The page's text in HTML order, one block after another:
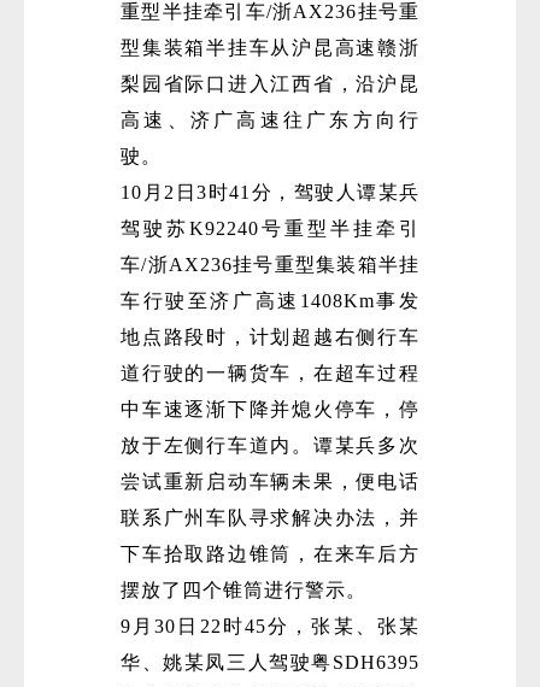
重型半挂牵引车/浙AX236挂号重
型集装箱半挂车从沪昆高速赣浙
梨园省际口进入江西省，沿沪昆
高速、济广高速往广东方向行
驶。
10月2日3时41分，驾驶人谭某兵
驾驶苏K92240号重型半挂牵引
车/浙AX236挂号重型集装箱半挂
车行驶至济广高速1408Km事发
地点路段时，计划超越右侧行车
道行驶的一辆货车，在超车过程
中车速逐渐下降并熄火停车，停
放于左侧行车道内。谭某兵多次
尝试重新启动车辆未果，便电话
联系广州车队寻求解决办法，并
下车拾取路边锥筒，在来车后方
摆放了四个锥筒进行警示。
9月30日22时45分，张某、张某
华、姚某凤三人驾驶粤SDH6395